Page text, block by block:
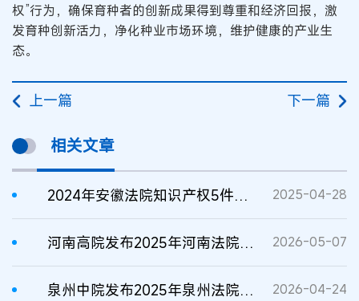
权”行为，确保育种者的创新成果得到尊重和经济回报，激
发育种创新活力，净化种业市场环境，维护健康的产业生
态。
上一篇 下一篇
相关文章
2024年安徽法院知识产权5件典型案例 2025-04-28
河南高院发布2025年河南法院知识产权司法保护典型案例 2026-05-07
泉州中院发布2025年泉州法院知识产权司法保护典型案例 2026-04-24